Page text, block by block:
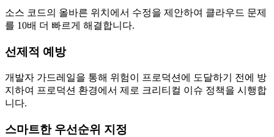
소스 코드의 올바른 위치에서 수정을 제안하여 클라우드 문제
를 10배 더 빠르게 해결합니다.
선제적 예방
개발자 가드레일을 통해 위험이 프로덕션에 도달하기 전에 방
지하여 프로덕션 환경에서 제로 크리티컬 이슈 정책을 시행합
니다.
스마트한 우선순위 지정